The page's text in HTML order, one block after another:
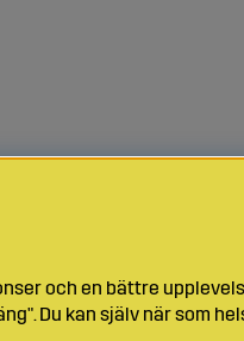
och en bättre
Du kan själv när som